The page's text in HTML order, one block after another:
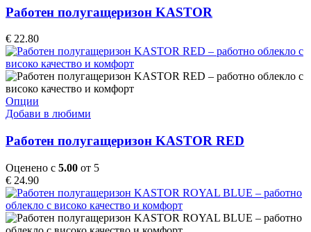
multiple
variants.
The
options
may
be
chosen
the
product
Работен полугащеризон KASTOR
€ 22.80
Опции
product
multiple
variants.
options
be
chosen
on
Добави в любими
Работен полугащеризон KASTOR RED
Оценено с 5.00 от 5
€ 24.90